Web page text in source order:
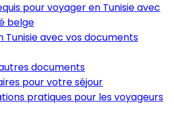
pour voyager en Tunisie avec
belge
Tunisie avec vos documents
documents
pour votre séjour
pratiques pour les voyageurs